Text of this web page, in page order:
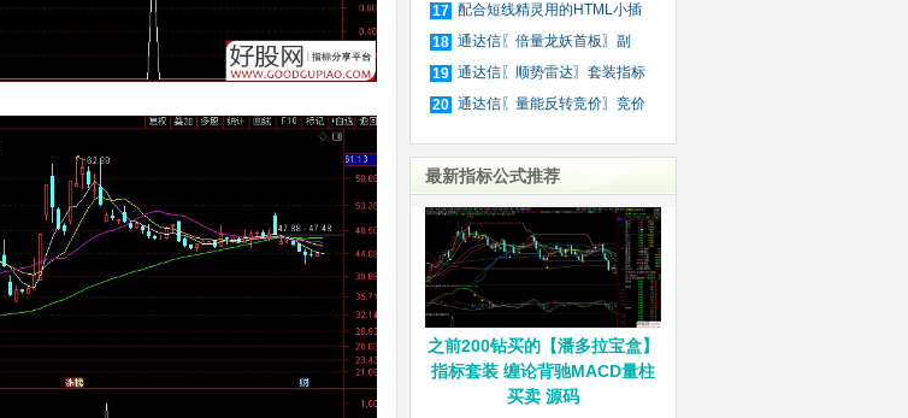
抓
17 配合短线精灵用的HTML小插
件
18 通达信〖倍量龙妖首板〗副
图/
19 通达信〖顺势雷达〗套装指标
20 通达信〖量能反转竞价〗竞价
最新指标公式推荐
之前200钻买的【潘多拉宝盒】
指标套装 缠论背驰MACD量柱
买卖 源码